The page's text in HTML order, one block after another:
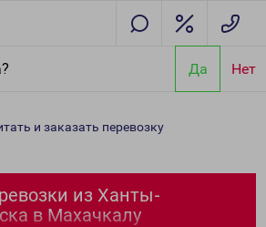
Да Нет
и заказать перевозку
из Ханты-
в Махачкалу